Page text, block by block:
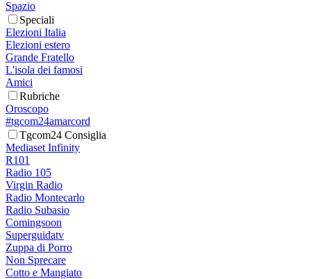
Spazio
Speciali
Elezioni Italia
Elezioni estero
Grande Fratello
L'isola dei famosi
Amici
Rubriche
Oroscopo
#tgcom24amarcord
Tgcom24 Consiglia
Mediaset Infinity
R101
Radio 105
Virgin Radio
Radio Montecarlo
Radio Subasio
Comingsoon
Superguidatv
Zuppa di Porro
Non Sprecare
Cotto e Mangiato